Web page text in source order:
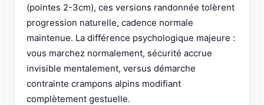
(pointes 2-3cm), ces versions randonnée tolèrent
progression naturelle, cadence normale
maintenue. La différence psychologique majeure :
vous marchez normalement, sécurité accrue
invisible mentalement, versus démarche
contrainte crampons alpins modifiant
complètement gestuelle.